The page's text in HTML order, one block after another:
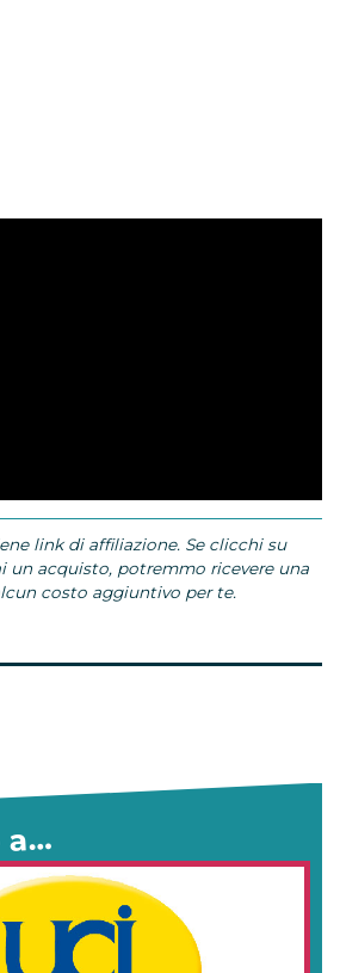
link di affiliazione. Se clicchi su
un acquisto, potremmo ricevere una
costo aggiuntivo per te.
a…